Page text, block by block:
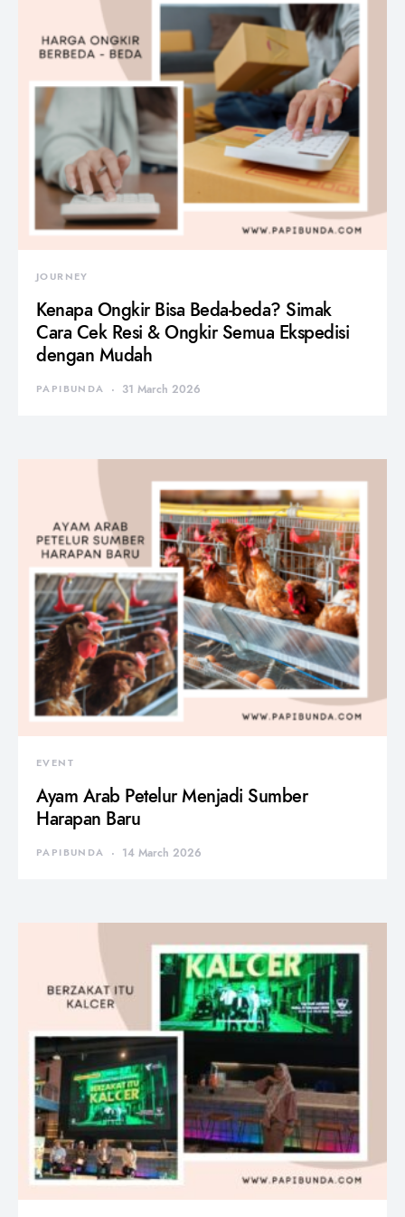
JOURNEY
Kenapa Ongkir Bisa Beda-beda? Simak
Cara Cek Resi & Ongkir Semua Ekspedisi
dengan Mudah
PAPIBUNDA 31 March 2026
EVENT
Ayam Arab Petelur Menjadi Sumber
Harapan Baru
PAPIBUNDA 14 March 2026